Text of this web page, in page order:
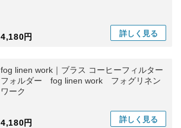
4,180円 詳しく 見る
fog linen work｜ブラス コーヒーフィルター
フォルダー fog linen work フォグリネン
ワーク
4,180円 詳しく 見る